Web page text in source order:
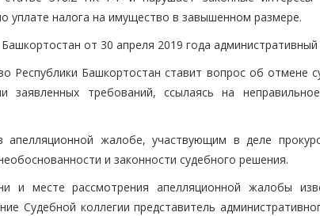
уплате налога на имущество в завышенном размере.
от 30 апреля 2019 года административный
Республики Башкортостан ставит вопрос об отмене
заявленных требований, ссылаясь на
жалобе, участвующим в деле
и законности судебного решения.
и месте рассмотрения апелляционной жалобы
Судебной коллегии представитель